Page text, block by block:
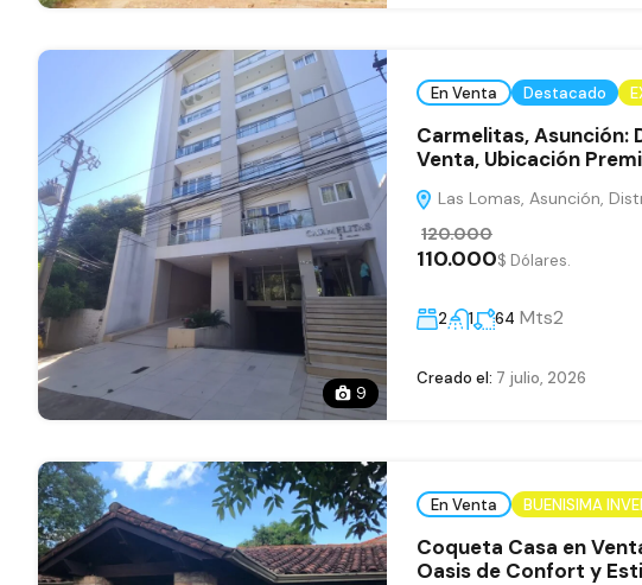
9
En Venta Destacado
Carmelitas, Asunción:
Venta, Ubicación
Las Lomas, Asunción,
110.000
120.000
$ Dólares.
2 1 64 Mts2
Creado el: 7 julio, 2026
En Venta BUENISIMA
Coqueta Casa en
Oasis de Confort y